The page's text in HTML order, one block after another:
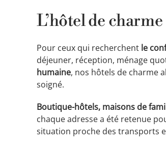
L’hôtel de
Pour ceux qui recherchent le
déjeuner, réception, ménage
humaine, nos hôtels de charme
soigné.
Boutique-hôtels, maisons de
chaque adresse a été retenue
situation proche des transports